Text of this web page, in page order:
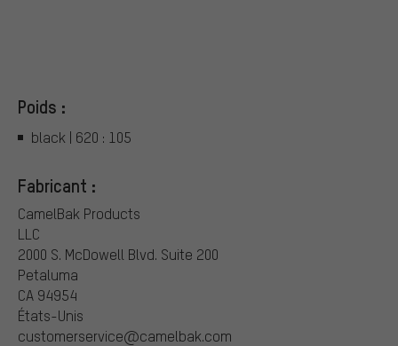
Poids :
black | 620 : 105
Fabricant :
CamelBak Products
LLC
2000 S. McDowell Blvd. Suite 200
Petaluma
CA 94954
États-Unis
customerservice@camelbak.com